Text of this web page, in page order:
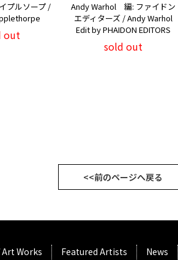
プルソープ /
out
Andy Warhol 編: ファイドン
エディターズ / Andy Warhol
Edit by PHAIDON EDITORS
sold out
<<前のページへ戻る
Art Works Featured Artists News